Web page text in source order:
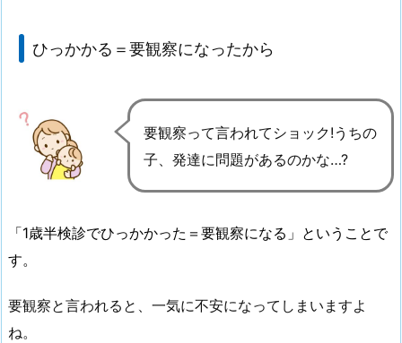
ひっかかる＝要観察になったから
要観察って言われてショック!うちの
子、発達に問題があるのかな…?
「1歳半検診でひっかかった＝要観察になる」ということで
す。
要観察と言われると、一気に不安になってしまいますよ
ね。